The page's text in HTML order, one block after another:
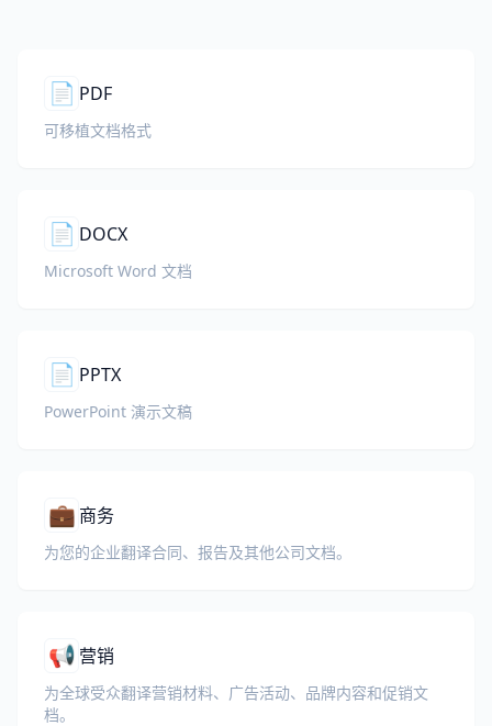
📄 PDF
可移植文档格式
📄 DOCX
Microsoft Word 文档
📄 PPTX
PowerPoint 演示文稿
💼 商务
为您的企业翻译合同、报告及其他公司文档。
📢 营销
为全球受众翻译营销材料、广告活动、品牌内容和促销文
档。